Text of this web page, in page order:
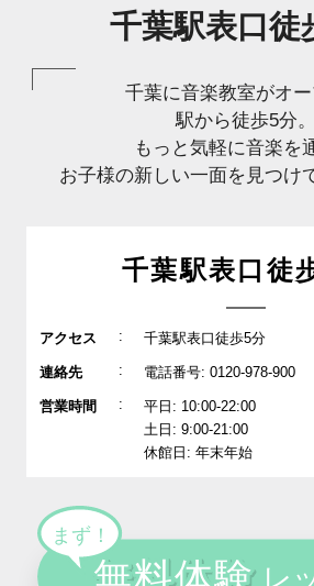
千葉駅表口徒
千葉に音楽教室がオー
駅から徒歩5分。
もっと気軽に音楽を
お子様の新しい一面を見つけ
千葉駅表口徒
アクセス : 千葉駅表口徒歩5分
連絡先 : 電話番号: 0120-978-900
営業時間 :
平日: 10:00-22:00
土日: 9:00-21:00
休館日: 年末年始